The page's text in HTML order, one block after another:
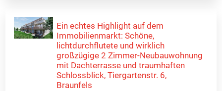
Ein echtes Highlight auf dem
Immobilienmarkt: Schöne,
lichtdurchflutete und wirklich
großzügige 2 Zimmer-Neubauwohnung
mit Dachterrasse und traumhaften
Schlossblick, Tiergartenstr. 6,
Braunfels